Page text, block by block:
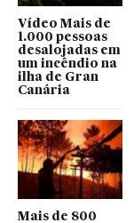
Vídeo Mais de
1.000 pessoas
desalojadas em
um incêndio na
ilha de Gran
Canária
Mais de 800